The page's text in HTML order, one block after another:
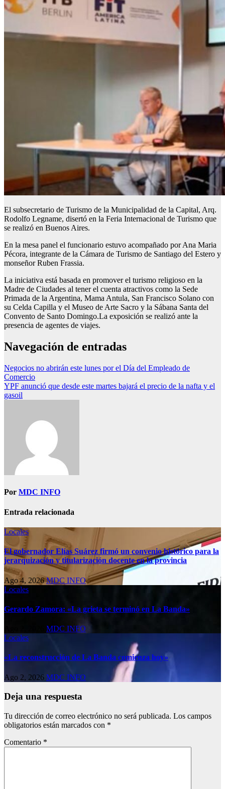
El subsecretario de Turismo de la Municipalidad de la Capital, Arq.
Rodolfo Legname, disertó en la Feria Internacional de Turismo que
se realizó en Buenos Aires.
En la mesa panel el funcionario estuvo acompañado por Ana Maria
Pécora, integrante de la Cámara de Turismo de Santiago del Estero y
monseñor Ruben Frassia.
La iniciativa está basada en promover el turismo religioso en la
Madre de Ciudades al tener el cuenta atractivos como la Sede
Primada de la Argentina, Mama Antula, San Francisco Solano con
su Celda Capilla y el Museo de Arte Sacro y la Sábana Santa del
Convento de Santo Domingo.La exposición se realizó ante la
presencia de agentes de viajes.
Navegación de entradas
Negocios no abrirán este lunes por el Día del Empleado de
Comercio
YPF anunció que desde este martes bajará el precio de la nafta y el
gasoil
Por MDC INFO
Entrada relacionada
Locales
El gobernador Elías Suárez firmó un convenio histórico para la
jerarquización y titularización docente en la provincia
Ago 4, 2026MDC INFO
Locales
Gerardo Zamora: «La grieta se terminó en La Banda»
MDC INFO
Locales
«La reconstrucción de La Banda comienza hoy»
Ago 2, 2026 MDC INFO
Deja una respuesta
Tu dirección de correo electrónico no será publicada. Los campos
obligatorios están marcados con *
Comentario *